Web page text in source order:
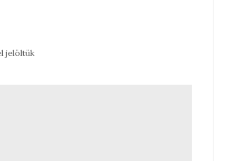
jelöltük